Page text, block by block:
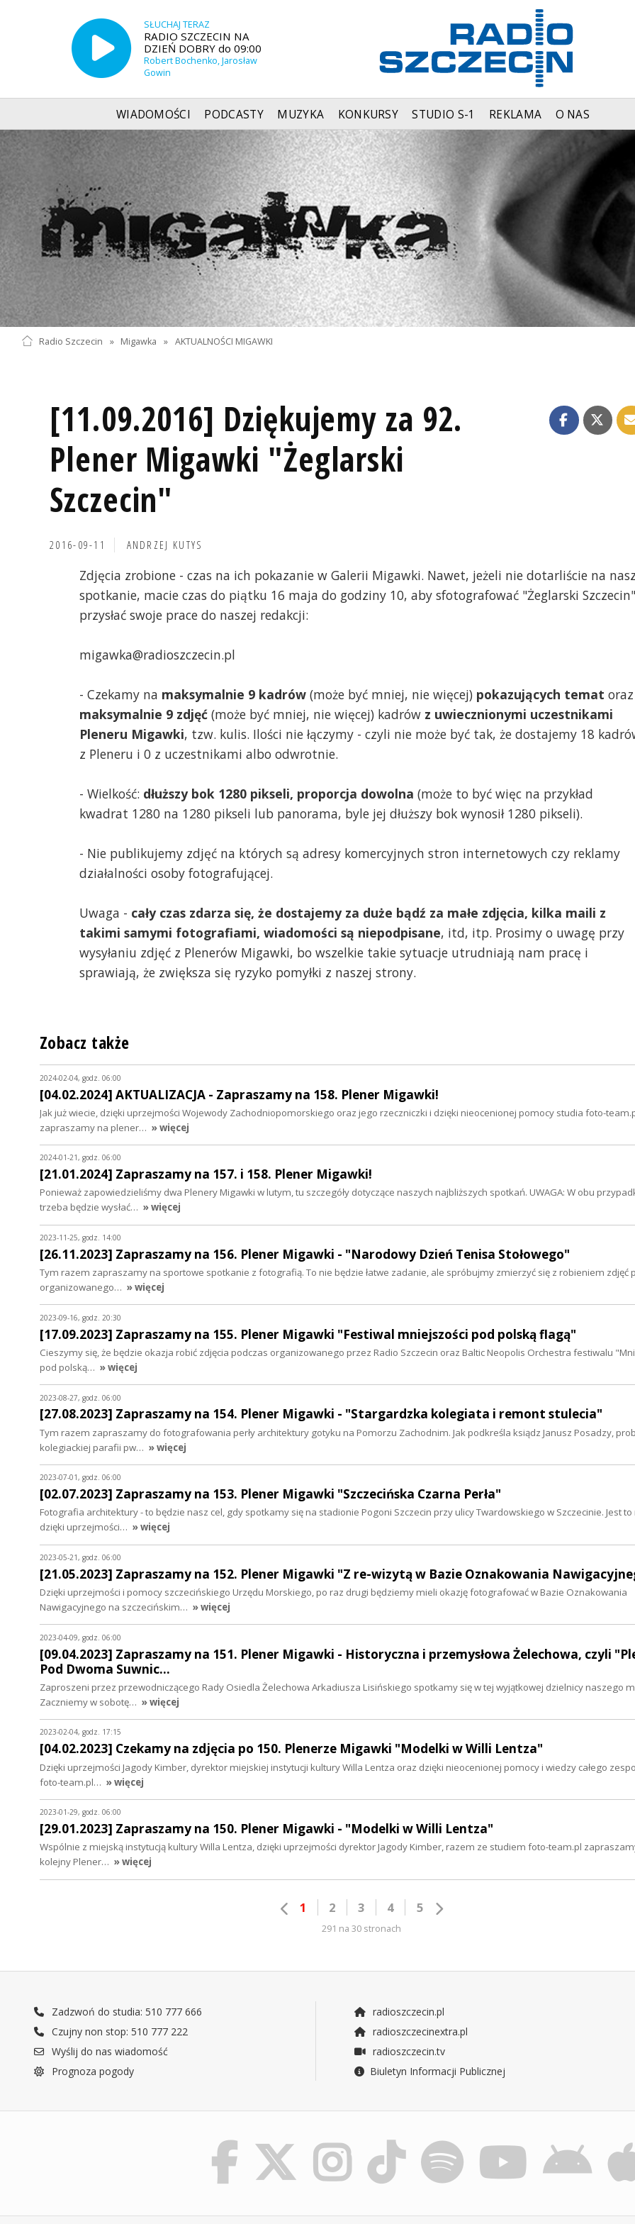
SŁUCHAJ TERAZ
RADIO SZCZECIN NA
DZIEŃ DOBRY do 09:00
Robert Bochenko, Jarosław
Gowin
WIADOMOŚCI PODCASTY MUZYKA KONKURSY STUDIO S-1 REKLAMA O NAS
Radio Szczecin » Migawka » AKTUALNOŚCI MIGAWKI
[11.09.2016] Dziękujemy za 92.
Plener Migawki "Żeglarski
Szczecin"
2016-09-11 ANDRZEJ KUTYS
Zdjęcia zrobione - czas na ich pokazanie w Galerii Migawki. Nawet, jeżeli nie dotarliście na
spotkanie, macie czas do piątku 16 maja do godziny 10, aby sfotografować "Żeglarski
przysłać swoje prace do naszej redakcji:
migawka@radioszczecin.pl
- Czekamy na maksymalnie 9 kadrów (może być mniej, nie więcej) pokazujących temat oraz
maksymalnie 9 zdjęć (może być mniej, nie więcej) kadrów z uwiecznionymi uczestnikami
Pleneru Migawki, tzw. kulis. Ilości nie łączymy - czyli nie może być tak, że dostajemy 18
z Pleneru i 0 z uczestnikami albo odwrotnie.
- Wielkość: dłuższy bok 1280 pikseli, proporcja dowolna (może to być więc na przykład
kwadrat 1280 na 1280 pikseli lub panorama, byle jej dłuższy bok wynosił 1280 pikseli).
- Nie publikujemy zdjęć na których są adresy komercyjnych stron internetowych czy reklamy
działalności osoby fotografującej.
Uwaga - cały czas zdarza się, że dostajemy za duże bądź za małe zdjęcia, kilka maili z
takimi samymi fotografiami, wiadomości są niepodpisane, itd, itp. Prosimy o uwagę przy
wysyłaniu zdjęć z Plenerów Migawki, bo wszelkie takie sytuacje utrudniają nam pracę i
sprawiają, że zwiększa się ryzyko pomyłki z naszej strony.
Zobacz także
2024-02-04, godz. 06:00
[04.02.2024] AKTUALIZACJA - Zapraszamy na 158. Plener Migawki!
Jak już wiecie, dzięki uprzejmości Wojewody Zachodniopomorskiego oraz jego rzeczniczki i dzięki nieocenionej pomocy studia foto-
zapraszamy na plener… » więcej
2024-01-21, godz. 06:00
[21.01.2024] Zapraszamy na 157. i 158. Plener Migawki!
Ponieważ zapowiedzieliśmy dwa Plenery Migawki w lutym, tu szczegóły dotyczące naszych najbliższych spotkań. UWAGA: W obu
trzeba będzie wysłać… » więcej
2023-11-25, godz. 14:00
[26.11.2023] Zapraszamy na 156. Plener Migawki - "Narodowy Dzień Tenisa Stołowego"
Tym razem zapraszamy na sportowe spotkanie z fotografią. To nie będzie łatwe zadanie, ale spróbujmy zmierzyć się z robieniem zdjęć
organizowanego… » więcej
2023-09-16, godz. 20:30
[17.09.2023] Zapraszamy na 155. Plener Migawki "Festiwal mniejszości pod polską flagą"
Cieszymy się, że będzie okazja robić zdjęcia podczas organizowanego przez Radio Szczecin oraz Baltic Neopolis Orchestra festiwalu
pod polską… » więcej
2023-08-27, godz. 06:00
[27.08.2023] Zapraszamy na 154. Plener Migawki - "Stargardzka kolegiata i remont stulecia"
Tym razem zapraszamy do fotografowania perły architektury gotyku na Pomorzu Zachodnim. Jak podkreśla ksiądz Janusz Posadzy,
kolegiackiej parafii pw… » więcej
2023-07-01, godz. 06:00
[02.07.2023] Zapraszamy na 153. Plener Migawki "Szczecińska Czarna Perła"
Fotografia architektury - to będzie nasz cel, gdy spotkamy się na stadionie Pogoni Szczecin przy ulicy Twardowskiego w Szczecinie. Jest
dzięki uprzejmości… » więcej
2023-05-21, godz. 06:00
[21.05.2023] Zapraszamy na 152. Plener Migawki "Z re-wizytą w Bazie Oznakowania
Dzięki uprzejmości i pomocy szczecińskiego Urzędu Morskiego, po raz drugi będziemy mieli okazję fotografować w Bazie Oznakowania
Nawigacyjnego na szczecińskim… » więcej
2023-04-09, godz. 06:00
[09.04.2023] Zapraszamy na 151. Plener Migawki - Historyczna i przemysłowa Żelechowa, czyli
Pod Dwoma Suwnic…
Zaproszeni przez przewodniczącego Rady Osiedla Żelechowa Arkadiusza Lisińskiego spotkamy się w tej wyjątkowej dzielnicy naszego
Zaczniemy w sobotę… » więcej
2023-02-04, godz. 17:15
[04.02.2023] Czekamy na zdjęcia po 150. Plenerze Migawki "Modelki w Willi Lentza"
Dzięki uprzejmości Jagody Kimber, dyrektor miejskiej instytucji kultury Willa Lentza oraz dzięki nieocenionej pomocy i wiedzy całego
foto-team.pl… » więcej
2023-01-29, godz. 06:00
[29.01.2023] Zapraszamy na 150. Plener Migawki - "Modelki w Willi Lentza"
Wspólnie z miejską instytucją kultury Willa Lentza, dzięki uprzejmości dyrektor Jagody Kimber, razem ze studiem foto-team.pl
kolejny Plener… » więcej
1 2 3 4 5
291 na 30 stronach
Zadzwoń do studia: 510 777 666
Czujny non stop: 510 777 222
Wyślij do nas wiadomość
Prognoza pogody
radioszczecin.pl
radioszczecinextra.pl
radioszczecin.tv
Biuletyn Informacji Publicznej